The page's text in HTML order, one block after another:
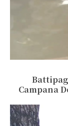
Campana